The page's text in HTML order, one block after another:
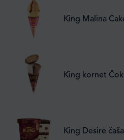
King Malina
King kornet
King Desire čaša